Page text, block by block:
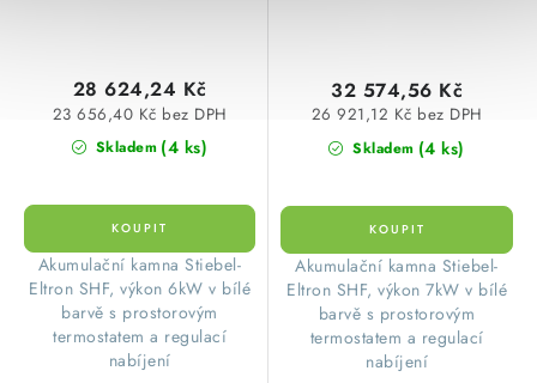
Skladem (4 ks)
23 656,40 Kč bez DPH
28 624,24 Kč
​ Akumulační kamna Stiebel-
Eltron SHF, výkon 6kW v bílé
barvě s prostorovým
termostatem a regulací
nabíjení
Skladem (4 ks)
26 921,12 Kč bez DPH
32 574,56 Kč
​ Akumulační kamna Stiebel-
Eltron SHF, výkon 7kW v bílé
barvě s prostorovým
termostatem a regulací
nabíjení